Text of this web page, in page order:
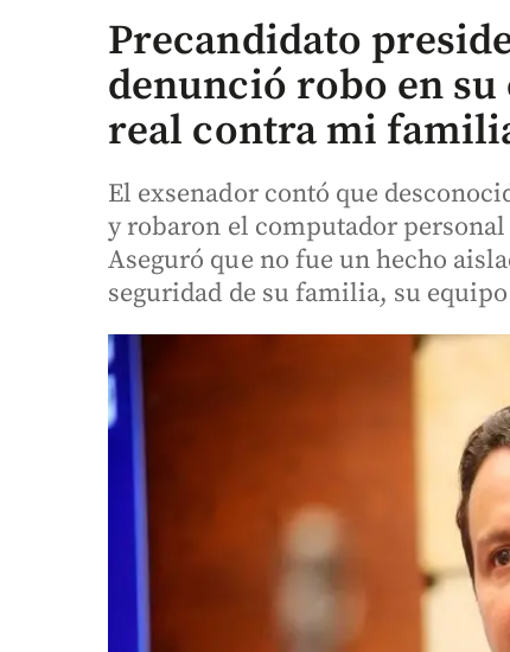
Precandidato
denunció robo en su
real contra mi
El exsenador contó que
y robaron el computador
Aseguró que no fue un hecho
seguridad de su familia, su